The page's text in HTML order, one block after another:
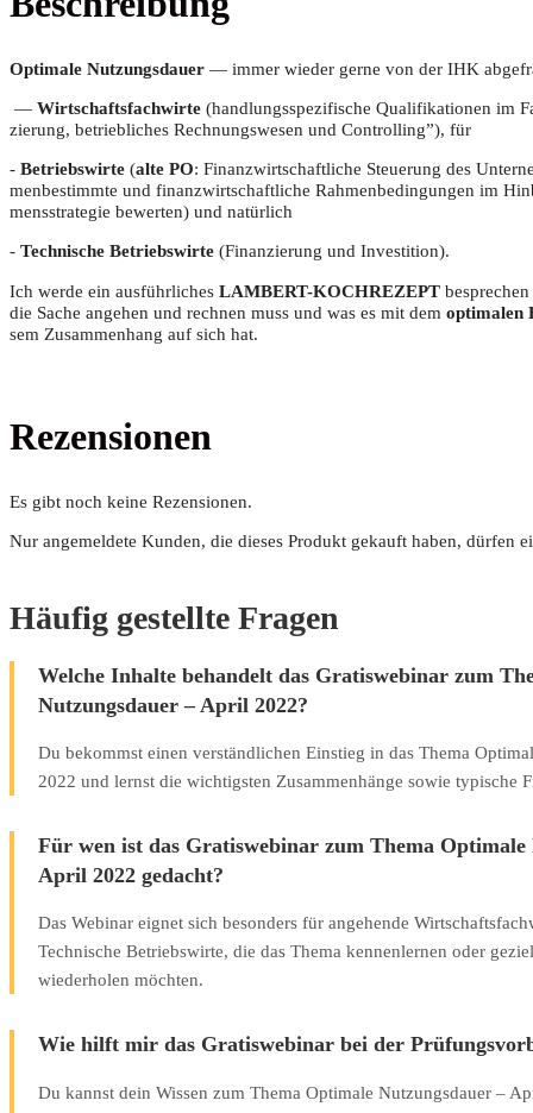
Opti­ma­le Nut­zungs­dau­er — immer wie­der ger­ne von der IHK
— Wirt­schafts­fach­wir­te (hand­lungs­spe­zi­fi­sche Qua­li­fi­ka­tio­nen im
zie­rung, betrieb­li­ches Rech­nungs­we­sen und Con­trol­ling”), für
- Betriebs­wir­te (alte PO: Finanz­wirt­schaft­li­che Steue­rung des
men­be­stimm­te und finanz­wirt­schaft­li­che Rah­men­be­din­gun­gen im
mens­stra­te­gie bewer­ten) und natürlich
- Tech­ni­sche Betriebs­wir­te (Finan­zie­rung und Investition).
Ich wer­de ein aus­führ­li­ches LAMBERT-KOCHREZEPT
die Sache ange­hen und rech­nen muss und was es mit dem opti­ma­len
sem Zusam­men­hang auf sich hat.
Rezensionen
Es gibt noch keine Rezensionen.
Nur angemeldete Kunden, die dieses Produkt gekauft haben, dürfen
Häufig gestellte Fragen
Welche Inhalte behandelt das Gratiswebinar zum
Nutzungsdauer – April 2022?
Du bekommst einen verständlichen Einstieg in das Thema
2022 und lernst die wichtigsten Zusammenhänge sowie typische
Für wen ist das Gratiswebinar zum Thema Optimale
April 2022 gedacht?
Das Webinar eignet sich besonders für angehende
Technische Betriebswirte, die das Thema kennenlernen oder
wiederholen möchten.
Wie hilft mir das Gratiswebinar bei der
Du kannst dein Wissen zum Thema Optimale Nutzungsdauer –